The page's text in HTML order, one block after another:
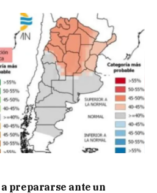
prepararse ante un